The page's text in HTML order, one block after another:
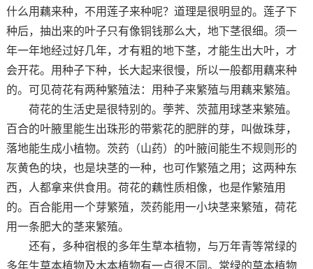
什么用藕来种，不用莲子来种呢？道理是很明显的。莲子下
种后，抽出来的叶子只有像铜钱那么大，地下茎很细。须一
年一年地经过好几年，才有粗的地下茎，才能生出大叶，才
会开花。用种子下种，长大起来很慢，所以一般都用藕来种
的。可见荷花有两种繁殖法：用种子来繁殖与用藕来繁殖。
荷花的生活史是很特别的。荸荠、茨菰用球茎来繁殖。
百合的叶腋里能生出珠形的带紫花的肥胖的芽，叫做珠芽，
落地能生成小植物。茨药（山药）的叶腋间能生不规则形的
灰黄色的块，也是块茎的一种，也可作繁殖之用；这两种东
西，人都拿来供食用。荷花的藕性质相像，也是作繁殖用
的。百合能用一个芽繁殖，茨药能用一小块茎来繁殖，荷花
用一条肥大的茎来繁殖。
还有，多种宿根的多年生草本植物，与万年青等常绿的
多年生草本植物及木本植物有一点很不同。常绿的草本植物